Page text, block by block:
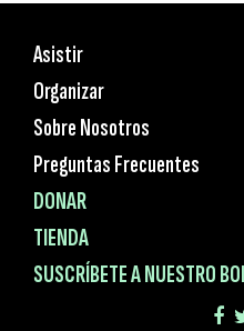
Asistir
Organizar
Sobre Nosotros
Preguntas Frecuentes
DONAR
TIENDA
SUSCRÍBETE A NUESTRO